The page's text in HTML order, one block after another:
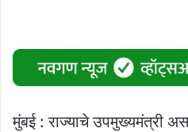
मुंबई : राज्याचे उपमुख्यमंत्री